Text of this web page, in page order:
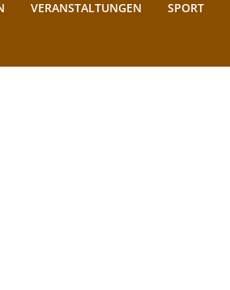
VERANSTALTUNGEN SPORT